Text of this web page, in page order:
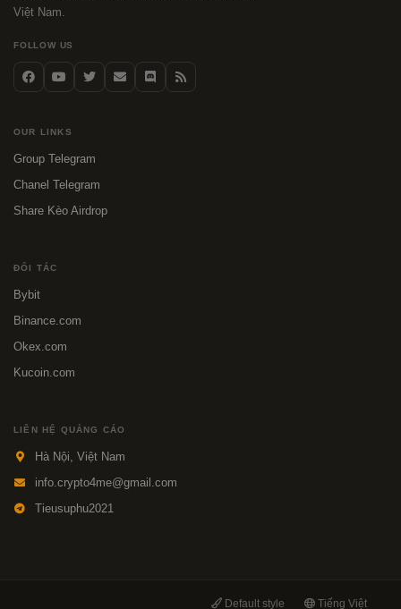
Việt Nam.
FOLLOW US
OUR LINKS
Group Telegram
Chanel Telegram
Share Kèo Airdrop
ĐỐI TÁC
Bybit
Binance.com
Okex.com
Kucoin.com
LIÊN HỆ QUẢNG CÁO
Hà Nội, Việt Nam
info.crypto4me@gmail.com
Tieusuphu2021
Default style Tiếng Việt